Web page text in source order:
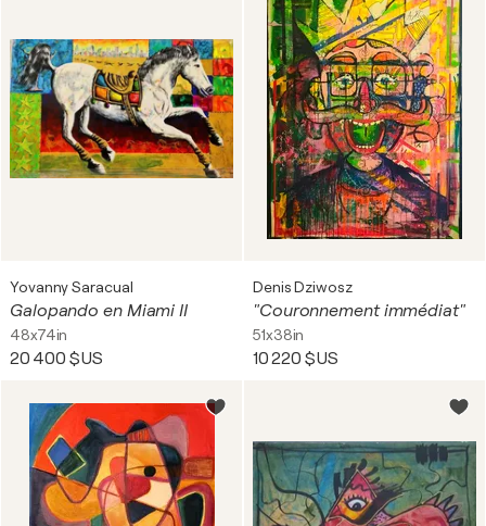
Yovanny Saracual
Galopando en Miami II
48x74in
20 400 $US
Denis Dziwosz
"Couronnement immédiat"
51x38in
10 220 $US